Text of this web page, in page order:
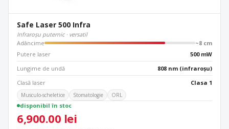
Safe Laser 500 Infra
Infraroșu puternic · versatil
Adâncime
~8 cm
Putere laser
500 mW
Lungime de undă
808 nm (infraroșu)
Clasă laser
Clasa 1
Musculo-scheletice Stomatologie ORL
disponibil în stoc
6,900.00 lei